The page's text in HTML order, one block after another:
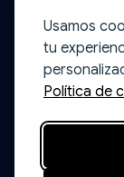
Usamos
tu
Política de
Precios y Envíos
FAQs
Contacto
Blog
Catálogo Print on